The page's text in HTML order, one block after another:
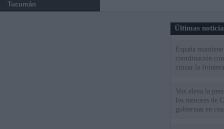
Tucumán
Últimas
España
coordinación
cruzar la
Vox eleva la
los menores de
gobiernan en